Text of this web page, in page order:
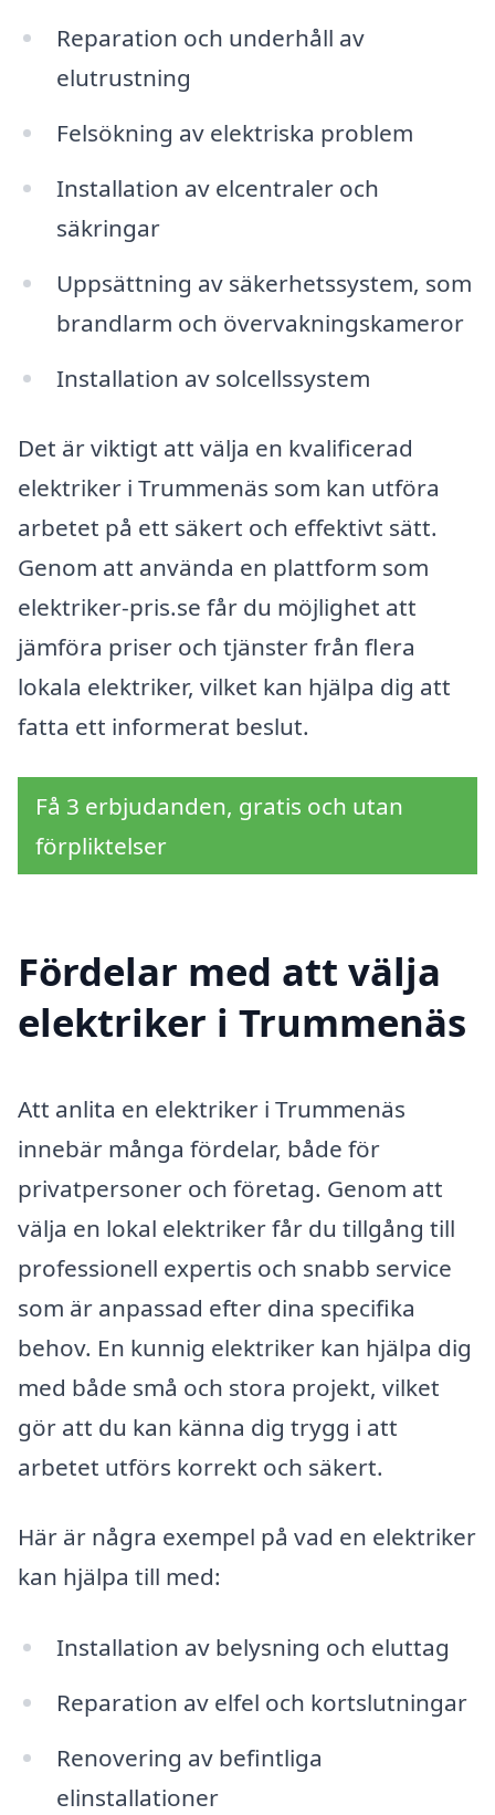
Reparation och underhåll av
elutrustning
Felsökning av elektriska problem
Installation av elcentraler och
säkringar
Uppsättning av säkerhetssystem, som
brandlarm och övervakningskameror
Installation av solcellssystem
Det är viktigt att välja en kvalificerad
elektriker i Trummenäs som kan utföra
arbetet på ett säkert och effektivt sätt.
Genom att använda en plattform som
elektriker-pris.se får du möjlighet att
jämföra priser och tjänster från flera
lokala elektriker, vilket kan hjälpa dig att
fatta ett informerat beslut.
Få 3 erbjudanden, gratis och utan
förpliktelser
Fördelar med att välja
elektriker i Trummenäs
Att anlita en elektriker i Trummenäs
innebär många fördelar, både för
privatpersoner och företag. Genom att
välja en lokal elektriker får du tillgång till
professionell expertis och snabb service
som är anpassad efter dina specifika
behov. En kunnig elektriker kan hjälpa dig
med både små och stora projekt, vilket
gör att du kan känna dig trygg i att
arbetet utförs korrekt och säkert.
Här är några exempel på vad en elektriker
kan hjälpa till med:
Installation av belysning och eluttag
Reparation av elfel och kortslutningar
Renovering av befintliga
elinstallationer